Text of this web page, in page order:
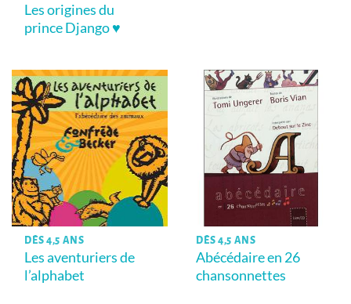
Les origines du
prince Django ♥
DÈS 4,5 ANS
Les aventuriers de
l’alphabet
DÈS 4,5 ANS
Abécédaire en 26
chansonnettes